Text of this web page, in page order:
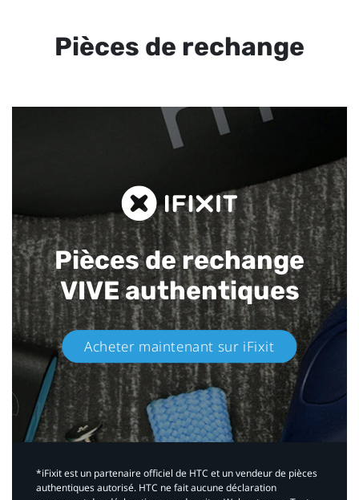
Pièces de rechange
Pièces de rechange
VIVE authentiques​
Acheter maintenant sur iFixit​
*iFixit est un partenaire officiel de HTC et un vendeur de pièces
authentiques autorisé. HTC ne fait aucune déclaration